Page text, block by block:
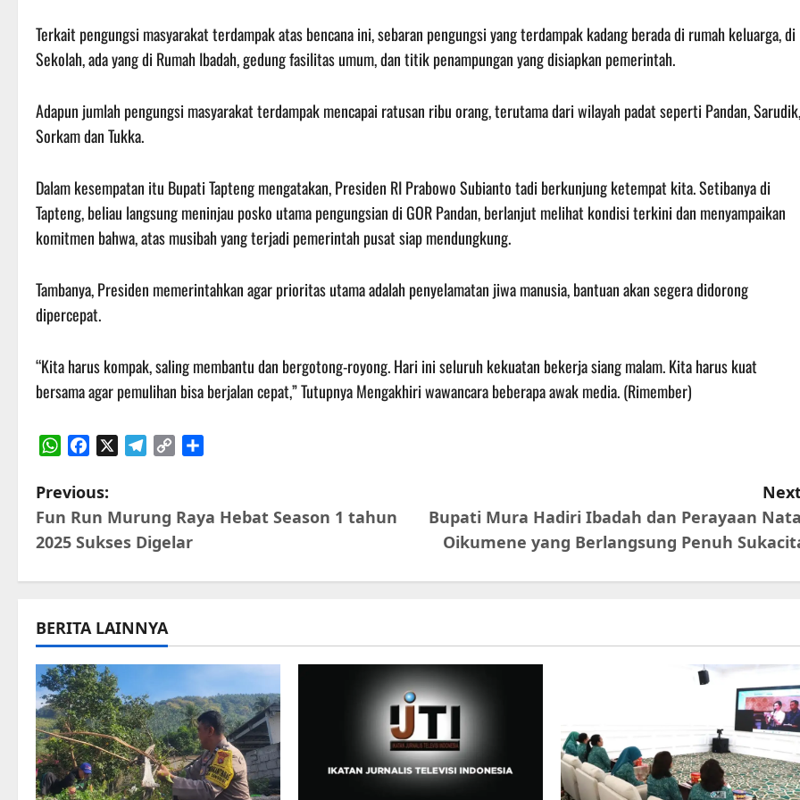
Terkait pengungsi masyarakat terdampak atas bencana ini, sebaran pengungsi yang terdampak kadang berada di rumah keluarga, di
Sekolah, ada yang di Rumah Ibadah, gedung fasilitas umum, dan titik penampungan yang disiapkan pemerintah.
Adapun jumlah pengungsi masyarakat terdampak mencapai ratusan ribu orang, terutama dari wilayah padat seperti Pandan, Sarudik,
Sorkam dan Tukka.
Dalam kesempatan itu Bupati Tapteng mengatakan, Presiden RI Prabowo Subianto tadi berkunjung ketempat kita. Setibanya di
Tapteng, beliau langsung meninjau posko utama pengungsian di GOR Pandan, berlanjut melihat kondisi terkini dan menyampaikan
komitmen bahwa, atas musibah yang terjadi pemerintah pusat siap mendungkung.
Tambanya, Presiden memerintahkan agar prioritas utama adalah penyelamatan jiwa manusia, bantuan akan segera didorong
dipercepat.
“Kita harus kompak, saling membantu dan bergotong-royong. Hari ini seluruh kekuatan bekerja siang malam. Kita harus kuat
bersama agar pemulihan bisa berjalan cepat,” Tutupnya Mengakhiri wawancara beberapa awak media. (Rimember)
P
o
s
n
a
v
i
Previous:
Fun Run Murung Raya Hebat Season 1 tahun
2025 Sukses Digelar
Bupati Mura Hadiri Ibadah dan Perayaan
Oikumene yang Berlangsung Penuh
BERITA LAINNYA